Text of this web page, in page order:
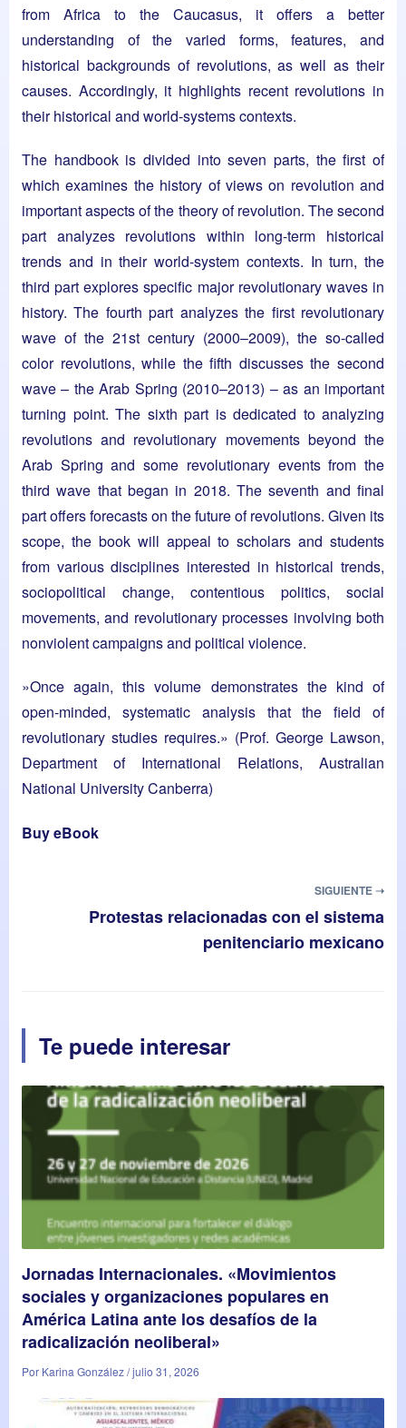
from Africa to the Caucasus, it offers a better
understanding of the varied forms, features, and
historical backgrounds of revolutions, as well as their
causes. Accordingly, it highlights recent revolutions in
their historical and world-systems contexts.
The handbook is divided into seven parts, the first of
which examines the history of views on revolution and
important aspects of the theory of revolution. The second
part analyzes revolutions within long-term historical
trends and in their world-system contexts. In turn, the
third part explores specific major revolutionary waves in
history. The fourth part analyzes the first revolutionary
wave of the 21st century (2000–2009), the so-called
color revolutions, while the fifth discusses the second
wave – the Arab Spring (2010–2013) – as an important
turning point. The sixth part is dedicated to analyzing
revolutions and revolutionary movements beyond the
Arab Spring and some revolutionary events from the
third wave that began in 2018. The seventh and final
part offers forecasts on the future of revolutions. Given its
scope, the book will appeal to scholars and students
from various disciplines interested in historical trends,
sociopolitical change, contentious politics, social
movements, and revolutionary processes involving both
nonviolent campaigns and political violence.
​»Once again, this volume demonstrates the kind of
open-minded, systematic analysis that the field of
revolutionary studies requires.» (Prof. George Lawson,
Department of International Relations, Australian
National University Canberra)
Buy eBook
SIGUIENTE ➝
Protestas relacionadas con el sistema
penitenciario mexicano
Te puede interesar
Jornadas Internacionales. «Movimientos
sociales y organizaciones populares en
América Latina ante los desafíos de la
radicalización neoliberal»
Por Karina González / julio 31, 2026